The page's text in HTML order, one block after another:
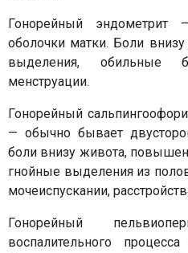
Гонорейный эндометрит
оболочки матки. Боли
выделения, обильные
менструации.
Гонорейный
— обычно бывает
боли внизу живота,
гнойные выделения из
мочеиспускании,
Гонорейный
воспалительного